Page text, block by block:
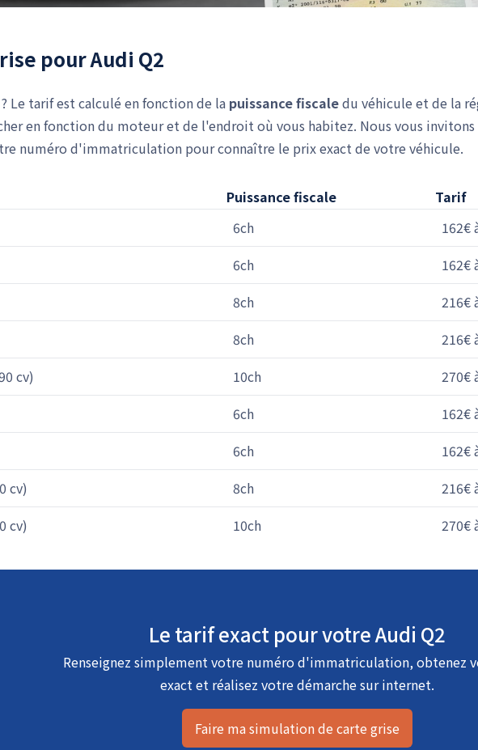
pour Audi Q2
Le tarif est calculé en fonction de la puissance fiscaledu véhicule et de la
en fonction du moteur et de l'endroit où vous habitez. Nous vous
numéro d'immatriculation pour connaître le prix exact de votre véhicule.
Puissance fiscale
Tarif
6ch
162€
6ch
162€
8ch
216€
8ch
216€
cv)
10ch
270€
6ch
162€
6ch
162€
cv)
8ch
216€
cv)
10ch 270€
Le tarif exact pour votre Audi Q2
Renseignez simplement votre numéro d'immatriculation, obtenez
exact et réalisez votre démarche sur internet.
Faire ma simulation de carte grise